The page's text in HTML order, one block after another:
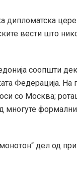
дипломатска
вести што
соопшти
Федерација.
со Москва;
многуте
дел од